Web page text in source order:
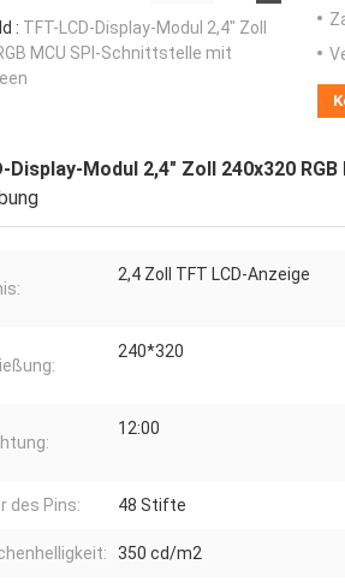
: TFT-LCD-Display-Modul 2,4" Zoll
MCU SPI-Schnittstelle mit
Display-Modul 2,4" Zoll 240x320
2,4 Zoll TFT LCD-Anzeige
240*320
12:00
des Pins: 48 Stifte
350 cd/m2